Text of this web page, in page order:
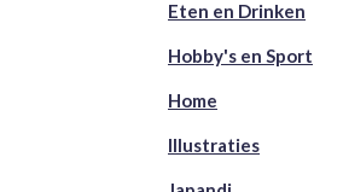
Eten en Drinken
Hobby's en Sport
Home
Illustraties